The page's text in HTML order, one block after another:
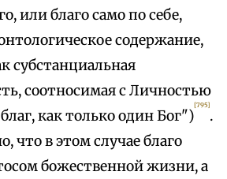
или благо само по себе,
содержание,
субстанциальная
соотносимая с Личностью
как только один Бог")
[795]
.
что в этом случае благо
божественной жизни, а